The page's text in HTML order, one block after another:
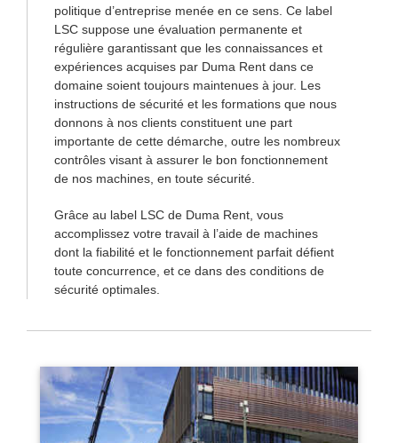
politique d’entreprise menée en ce sens. Ce label
LSC suppose une évaluation permanente et
régulière garantissant que les connaissances et
expériences acquises par Duma Rent dans ce
domaine soient toujours maintenues à jour. Les
instructions de sécurité et les formations que nous
donnons à nos clients constituent une part
importante de cette démarche, outre les nombreux
contrôles visant à assurer le bon fonctionnement
de nos machines, en toute sécurité.
Grâce au label LSC de Duma Rent, vous
accomplissez votre travail à l’aide de machines
dont la fiabilité et le fonctionnement parfait défient
toute concurrence, et ce dans des conditions de
sécurité optimales.